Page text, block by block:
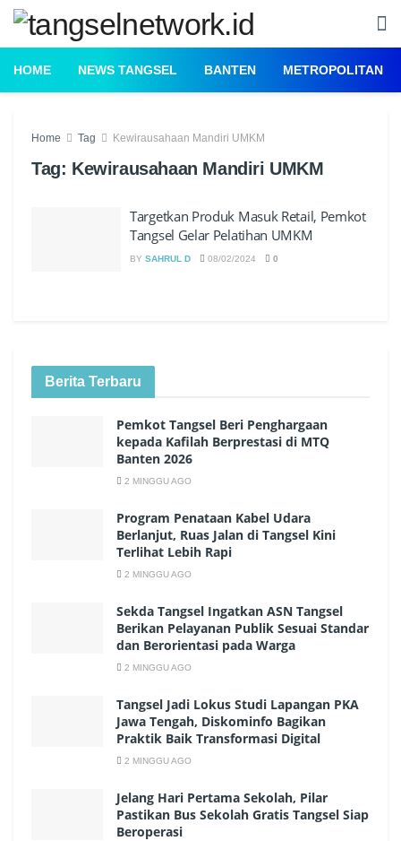
HOME NEWS TANGSEL BANTEN METROPOLITAN
Home Tag Kewirausahaan Mandiri UMKM
Tag: Kewirausahaan Mandiri UMKM
Targetkan Produk Masuk Retail, Pemkot
Tangsel Gelar Pelatihan UMKM
BY SAHRUL D 08/02/2024 0
Berita Terbaru
Pemkot Tangsel Beri Penghargaan
kepada Kafilah Berprestasi di MTQ
Banten 2026
2 MINGGU AGO
Program Penataan Kabel Udara
Berlanjut, Ruas Jalan di Tangsel Kini
Terlihat Lebih Rapi
2 MINGGU AGO
Sekda Tangsel Ingatkan ASN Tangsel
Berikan Pelayanan Publik Sesuai Standar
dan Berorientasi pada Warga
2 MINGGU AGO
Tangsel Jadi Lokus Studi Lapangan PKA
Jawa Tengah, Diskominfo Bagikan
Praktik Baik Transformasi Digital
2 MINGGU AGO
Jelang Hari Pertama Sekolah, Pilar
Pastikan Bus Sekolah Gratis Tangsel Siap
Beroperasi